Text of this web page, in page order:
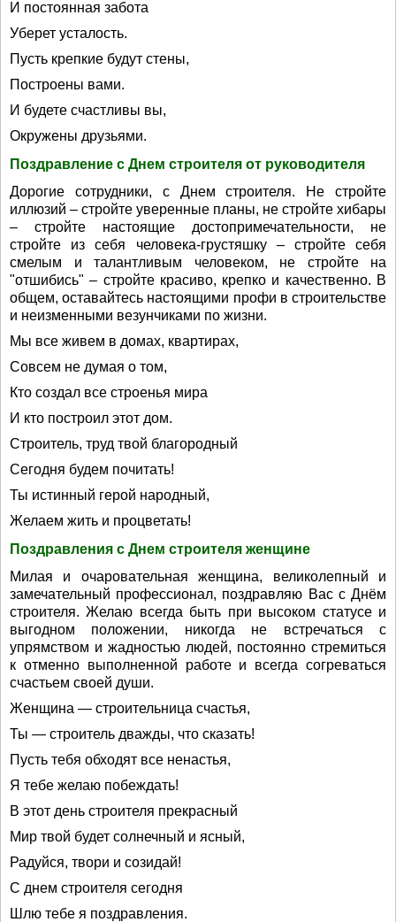
И постоянная забота
Уберет усталость.
Пусть крепкие будут стены,
Построены вами.
И будете счастливы вы,
Окружены друзьями.
Поздравление с Днем строителя от руководителя
Дорогие сотрудники, с Днем строителя. Не стройте
иллюзий – стройте уверенные планы, не стройте хибары
– стройте настоящие достопримечательности, не
стройте из себя человека-грустяшку – стройте себя
смелым и талантливым человеком, не стройте на
"отшибись" – стройте красиво, крепко и качественно. В
общем, оставайтесь настоящими профи в строительстве
и неизменными везунчиками по жизни.
Мы все живем в домах, квартирах,
Совсем не думая о том,
Кто создал все строенья мира
И кто построил этот дом.
Строитель, труд твой благородный
Сегодня будем почитать!
Ты истинный герой народный,
Желаем жить и процветать!
Поздравления с Днем строителя женщине
Милая и очаровательная женщина, великолепный и
замечательный профессионал, поздравляю Вас с Днём
строителя. Желаю всегда быть при высоком статусе и
выгодном положении, никогда не встречаться с
упрямством и жадностью людей, постоянно стремиться
к отменно выполненной работе и всегда согреваться
счастьем своей души.
Женщина — строительница счастья,
Ты — строитель дважды, что сказать!
Пусть тебя обходят все ненастья,
Я тебе желаю побеждать!
В этот день строителя прекрасный
Мир твой будет солнечный и ясный,
Радуйся, твори и созидай!
С днем строителя сегодня
Шлю тебе я поздравления.